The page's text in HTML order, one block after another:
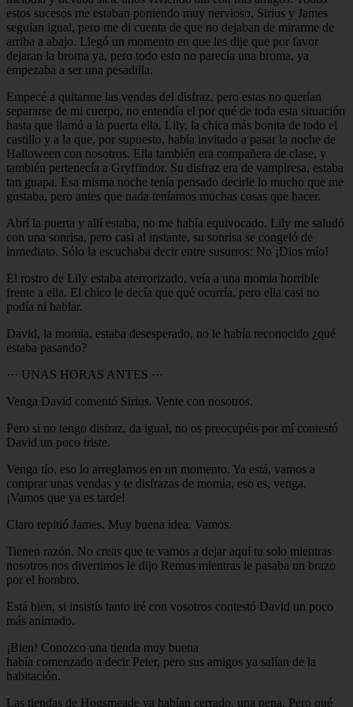
estos sucesos me estaban poniendo muy nervioso. Sirius y James
seguían igual, pero me di cuenta de que no dejaban de mirarme de
arriba a abajo. Llegó un momento en que les dije que por favor
dejaran la broma ya, pero todo esto no parecía una broma, ya
empezaba a ser una pesadilla.
Empecé a quitarme las vendas del disfraz, pero estas no querían
separarse de mi cuerpo, no entendía el por qué de toda esta situación
hasta que llamó a la puerta ella, Lily, la chica más bonita de todo el
castillo y a la que, por supuesto, había invitado a pasar la noche de
Halloween con nosotros. Ella también era compañera de clase, y
también pertenecía a Gryffindor. Su disfraz era de vampiresa, estaba
tan guapa. Esa misma noche tenía pensado decirle lo mucho que me
gustaba, pero antes que nada teníamos muchas cosas que hacer.
Abrí la puerta y allí estaba, no me había equivocado. Lily me saludó
con una sonrisa, pero casi al instante, su sonrisa se congeló de
inmediato. Sólo la escuchaba decir entre susurros: No ¡Dios mío!
El rostro de Lily estaba aterrorizado, veía a una momia horrible
frente a ella. El chico le decía que qué ocurría, pero ella casi no
podía ni hablar.
David, la momia, estaba desesperado, no le había reconocido ¿qué
estaba pasando?
··· UNAS HORAS ANTES ···
Venga David comentó Sirius. Vente con nosotros.
Pero si no tengo disfraz, da igual, no os preocupéis por mí contestó
David un poco triste.
Venga tío, eso lo arreglamos en un momento. Ya está, vamos a
comprar unas vendas y te disfrazas de momia, eso es, venga.
¡Vamos que ya es tarde!
Claro repitió James. Muy buena idea. Vamos.
Tienen razón. No creas que te vamos a dejar aquí tu solo mientras
nosotros nos divertimos le dijo Remus mientras le pasaba un brazo
por el hombro.
Está bien, si insistís tanto iré con vosotros contestó David un poco
más animado.
¡Bien! Conozco una tienda muy buena
había comenzado a decir Peter, pero sus amigos ya salían de la
habitación.
Las tiendas de Hogsmeade ya habían cerrado, una pena. Pero qué